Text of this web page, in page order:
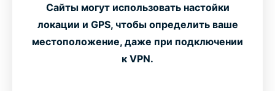
Сайты могут использовать настойки
локации и GPS, чтобы определить ваше
местоположение, даже при подключении
к VPN.